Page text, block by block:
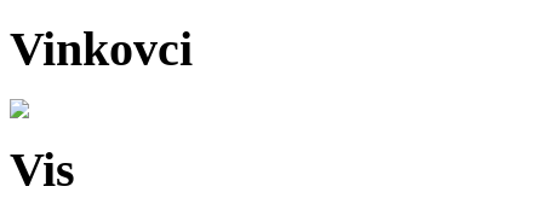
Vinkovci
Vis